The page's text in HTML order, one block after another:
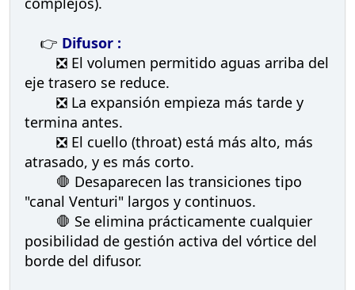
👉 Difusor :
❎ El volumen permitido aguas arriba del
eje trasero se reduce.
❎ La expansión empieza más tarde y
termina antes.
❎ El cuello (throat) está más alto, más
atrasado, y es más corto.
🛑 Desaparecen las transiciones tipo
"canal Venturi" largos y continuos.
🛑 Se elimina prácticamente cualquier
posibilidad de gestión activa del vórtice del
borde del difusor.